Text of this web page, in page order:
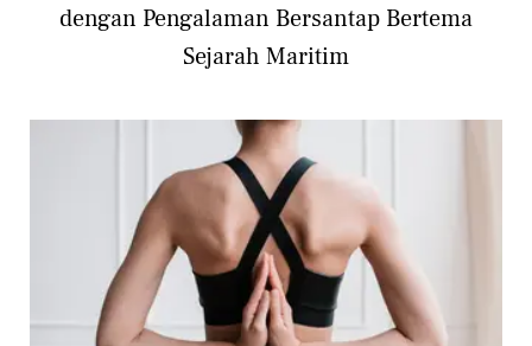
dengan Pengalaman Bersantap Bertema
Sejarah Maritim